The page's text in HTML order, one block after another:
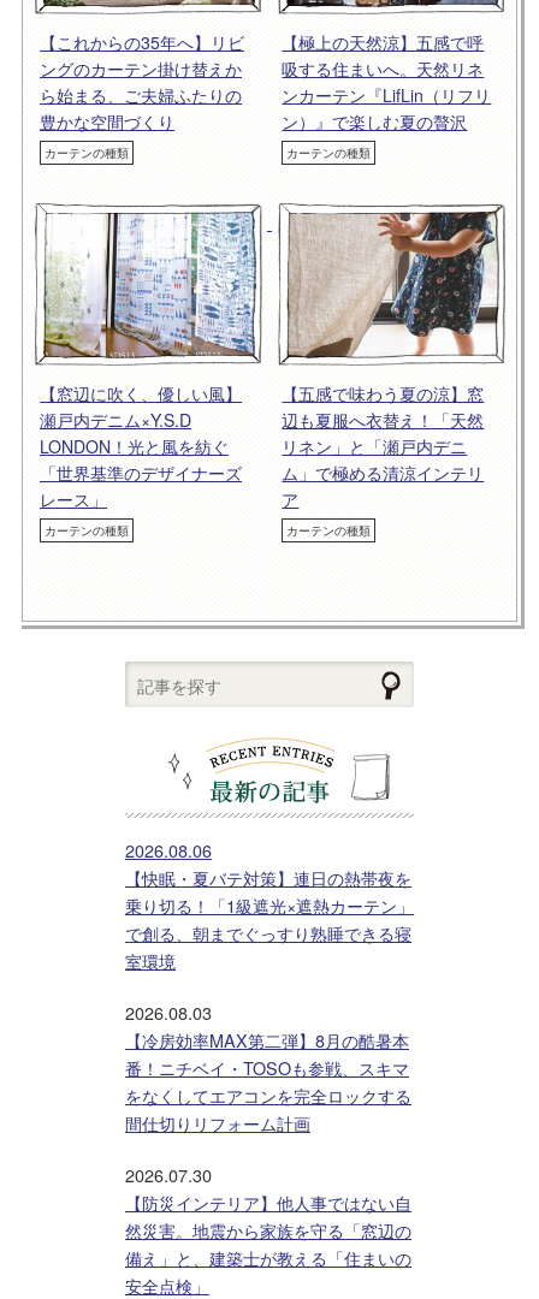
【これからの35年へ】リビ
ングのカーテン掛け替えか
ら始まる、ご夫婦ふたりの
豊かな空間づくり
カーテンの種類
【極上の天然涼】五感で呼
吸する住まいへ。天然リネ
ンカーテン『LifLin（リフリ
ン）』で楽しむ夏の贅沢
カーテンの種類
【窓辺に吹く、優しい風】
瀬戸内デニム×Y.S.D
LONDON！光と風を紡ぐ
「世界基準のデザイナーズ
レース」
カーテンの種類
【五感で味わう夏の涼】窓
辺も夏服へ衣替え！「天然
リネン」と「瀬戸内デニ
ム」で極める清涼インテリ
ア
カーテンの種類
2026.08.06
【快眠・夏バテ対策】連日の熱帯夜を
乗り切る！「1級遮光×遮熱カーテン」
で創る、朝までぐっすり熟睡できる寝
室環境
2026.08.03
【冷房効率MAX第二弾】8月の酷暑本
番！ニチベイ・TOSOも参戦、スキマ
をなくしてエアコンを完全ロックする
間仕切りリフォーム計画
2026.07.30
【防災インテリア】他人事ではない自
然災害。地震から家族を守る「窓辺の
備え」と、建築士が教える「住まいの
安全点検」